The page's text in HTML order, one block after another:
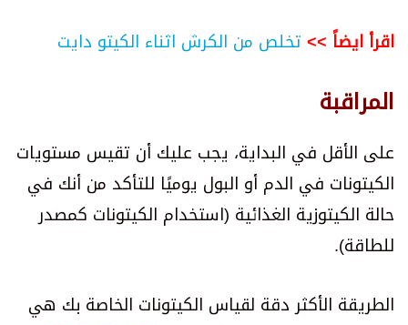
اقرأ ايضاً >> تخلص من الكرش اثناء الكيتو دايت
المراقبة
على الأقل في البداية، يجب عليك أن تقيس مستويات
الكيتونات في الدم أو البول يوميًا للتأكد من أنك في
حالة الكيتوزية الغذائية (استخدام الكيتونات كمصدر
للطاقة).
الطريقة الأكثر دقة لقياس الكيتونات الخاصة بك هي